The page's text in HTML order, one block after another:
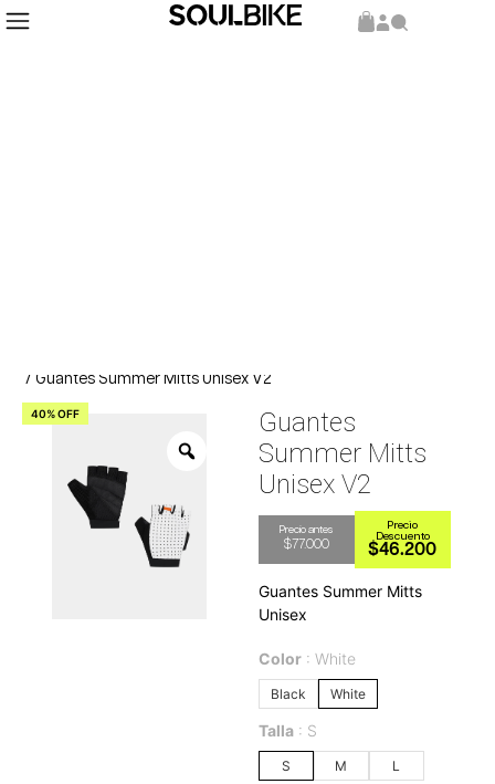
/ Guantes Summer Mitts Unisex V2
40% OFF
Guantes
Summer Mitts
Unisex V2
$77.000 $46.200
Guantes Summer Mitts
Unisex
Color White
Black White
Talla S
S M L